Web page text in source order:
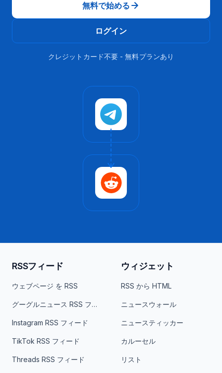
無料で始める
ログイン
クレジットカード不要 - 無料プランあり
RSSフィード
ウェブページ を RSS
グーグルニュース RSS フィード
Instagram RSS フィード
TikTok RSS フィード
Threads RSS フィード
ウィジェット
RSS から HTML
ニュースウォール
ニュースティッカー
カルーセル
リスト